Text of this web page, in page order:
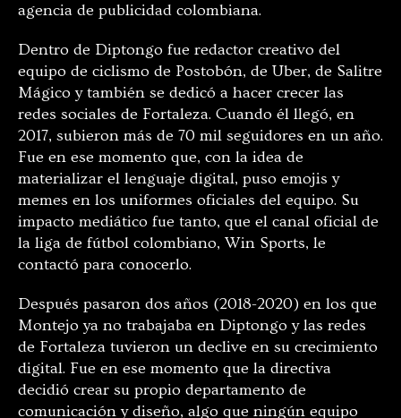
agencia de publicidad colombiana.
Dentro de Diptongo fue redactor creativo del
equipo de ciclismo de Postobón, de Uber, de Salitre
Mágico y también se dedicó a hacer crecer las
redes sociales de Fortaleza. Cuando él llegó, en
2017, subieron más de 70 mil seguidores en un año.
Fue en ese momento que, con la idea de
materializar el lenguaje digital, puso emojis y
memes en los uniformes oficiales del equipo. Su
impacto mediático fue tanto, que el canal oficial de
la liga de fútbol colombiano, Win Sports, le
contactó para conocerlo.
Después pasaron dos años (2018-2020) en los que
Montejo ya no trabajaba en Diptongo y las redes
de Fortaleza tuvieron un declive en su crecimiento
digital. Fue en ese momento que la directiva
decidió crear su propio departamento de
comunicación y diseño, algo que ningún equipo